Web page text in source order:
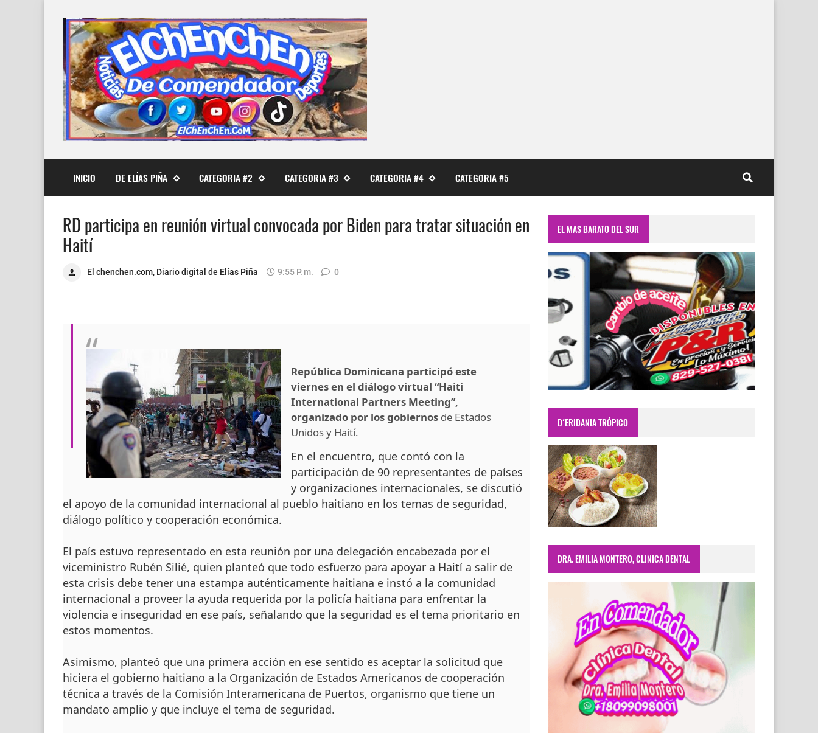
INICIO DE ELÍAS PIÑA CATEGORIA #2 CATEGORIA #3 CATEGORIA #4 CATEGORIA #5
RD participa en reunión virtual convocada por Biden para tratar situación en
Haití
El chenchen.com, Diario digital de Elías Piña 9:55 P. M. 0
República Dominicana participó este
viernes en el diálogo virtual “Haiti
International Partners Meeting”,
organizado por los gobiernosde Estados
Unidos y Haití.
En el encuentro, que contó con la
participación de 90 representantes de países
y organizaciones internacionales, se discutió
el apoyo de la comunidad internacional al pueblo haitiano en los temas de seguridad,
diálogo político y cooperación económica.
El país estuvo representado en esta reunión por una delegación encabezada por el
viceministro Rubén Silié, quien planteó que todo esfuerzo para apoyar a Haití a salir de
esta crisis debe tener una estampa auténticamente haitiana e instó a la comunidad
internacional a proveer la ayuda requerida por la policía haitiana para enfrentar la
violencia e inseguridad en ese país, señalando que la seguridad es el tema prioritario en
estos momentos.
Asimismo, planteó que una primera acción en ese sentido es aceptar la solicitud que
hiciera el gobierno haitiano a la Organización de Estados Americanos de cooperación
técnica a través de la Comisión Interamericana de Puertos, organismo que tiene un
mandato amplio y que incluye el tema de seguridad.
EL MAS BARATO DEL SUR
D´ERIDANIA TRÓPICO
DRA. EMILIA MONTERO, CLINICA DENTAL